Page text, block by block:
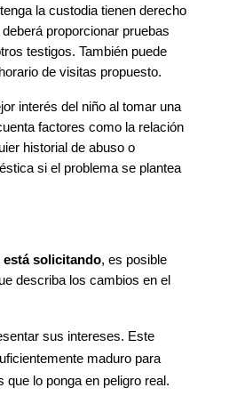
la custodia tienen derecho
proporcionar pruebas
testigos. También puede
de visitas propuesto.
interés del niño al tomar una
factores como la relación
historial de abuso o
si el problema se plantea
está solicitando, es posible
describa los cambios en el
sus intereses. Este
maduro para
que lo ponga en peligro real.